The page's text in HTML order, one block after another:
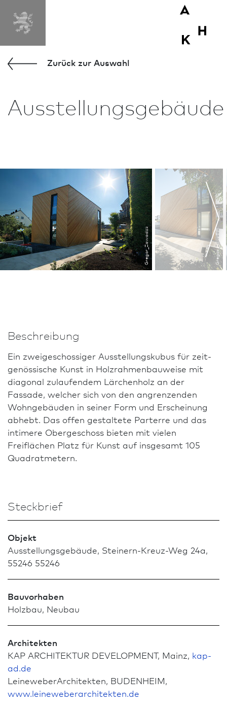
Zurück zur Aus­wahl
Ausstellungsgebäude
Gregor_Zawadzk Gregor_Zawadzk
Beschreibung
Ein zweigeschossiger Ausstellungskubus für zeit­
ge­nös­sische Kunst in Holzrahmenbauweise mit
diagonal zulaufendem Lärchenholz an der
Fassade, welcher sich von den angrenzenden
Wohngebäuden in seiner Form und Erscheinung
abhebt. Das offen gestaltete Parterre und das
intimere Obergeschoss bieten mit vielen
Freiflächen Platz für Kunst auf insgesamt 105
Quadratmetern.
Steckbrief
Objekt
Ausstellungsgebäude, Steinern-Kreuz-Weg 24a,
55246 55246
Bauvorhaben
Holz­bau, Neu­bau
Architekten
KAP ARCHITEKTUR DEVELOPMENT, Mainz, kap-
ad.de
LeineweberArchitekten, BUDENHEIM,
www.leineweberarchitekten.de